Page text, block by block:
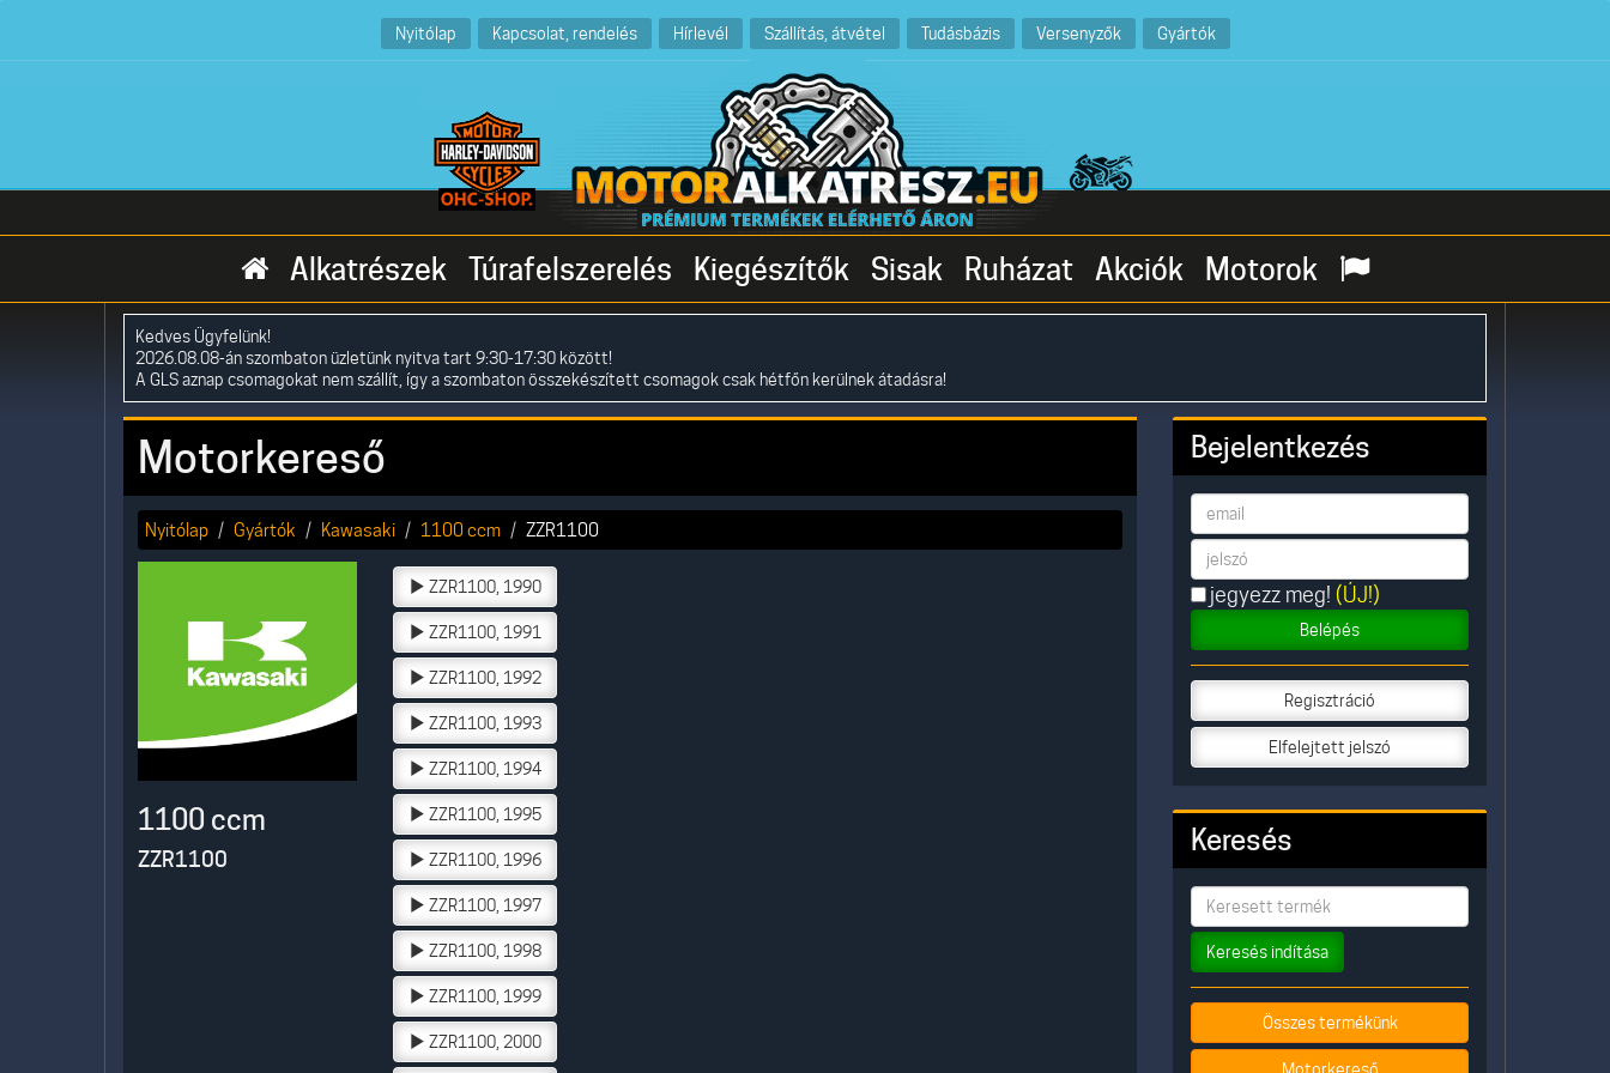
Nyitólap Kapcsolat, rendelés Hírlevél Szállítás, átvétel Tudásbázis Versenyzők Gyártók
Alkatrészek Túrafelszerelés Kiegészítők Sisak Ruházat Akciók Motorok
Kedves Ügyfelünk!
2026.08.08-án szombaton üzletünk nyitva tart 9:30-17:30 között!
A GLS aznap csomagokat nem szállít, így a szombaton összekészített csomagok csak hétfőn kerülnek átadásra!
Motorkereső
Nyitólap Gyártók Kawasaki 1100 ccm ZZR1100
1100 ccm
ZZR1100
ZZR1100, 1990
ZZR1100, 1991
ZZR1100, 1992
ZZR1100, 1993
ZZR1100, 1994
ZZR1100, 1995
ZZR1100, 1996
ZZR1100, 1997
ZZR1100, 1998
ZZR1100, 1999
ZZR1100, 2000
Bejelentkezés
jegyezz meg! (ÚJ!)
Belépés
Regisztráció
Elfelejtett jelszó
Keresés
Keresés indítása
Összes termékünk